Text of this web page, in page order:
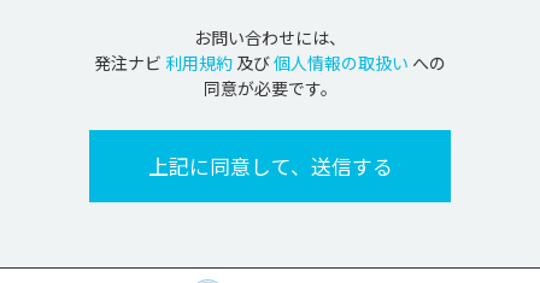
お問い合わせには、
発注ナビ 利用規約 及び個人情報の取扱い への
同意が必要です。